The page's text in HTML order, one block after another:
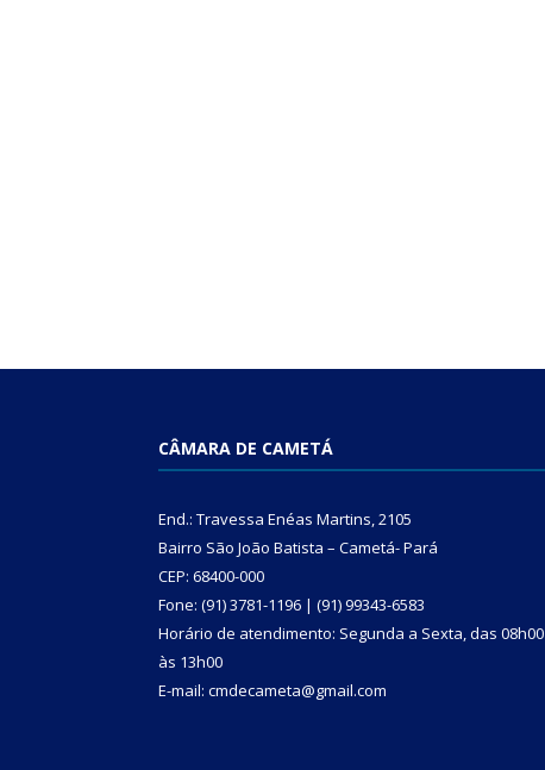
CÂMARA DE CAMETÁ
End.: Travessa Enéas Martins, 2105
Bairro São João Batista – Cametá- Pará
CEP: 68400-000
Fone: (91) 3781-1196 | (91) 99343-6583
Horário de atendimento: Segunda a Sexta, das 08h00
às 13h00
E-mail: cmdecameta@gmail.com